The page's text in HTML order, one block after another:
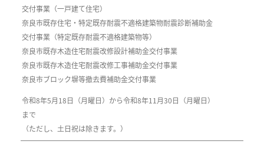
交付事業（一戸建て住宅）
奈良市既存住宅・特定既存耐震不適格建築物耐震診断補助金
交付事業（特定既存耐震不適格建築物等）
奈良市既存木造住宅耐震改修設計補助金交付事業
奈良市既存木造住宅耐震改修工事補助金交付事業
奈良市ブロック塀等撤去費補助金交付事業
令和8年5月18日（月曜日）から令和8年11月30日（月曜日）
まで
（ただし、土日祝は除きます。）